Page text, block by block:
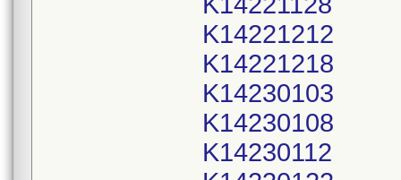
K14221212
K14221218
K14230103
K14230108
K14230112